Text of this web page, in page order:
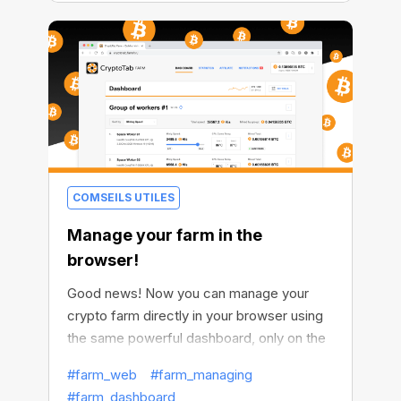
computer at hand, you can still work on
increasing your profits.
COMSEILS UTILES
Manage your farm in the
browser!
Good news! Now you can manage your
crypto farm directly in your browser using
the same powerful dashboard, only on the
you have, change the settings, plan a
#farm_web
#farm_managing
#farm_dashboard